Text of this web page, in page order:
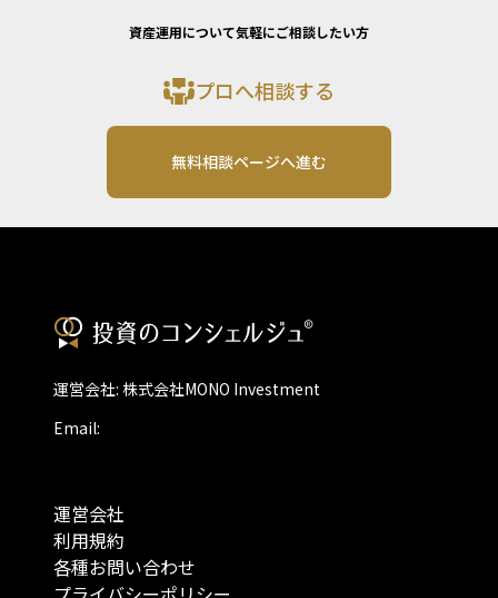
資産運用について気軽にご相談したい方
プロへ相談する
無料相談ページへ進む
運営会社: 株式会社MONO Investment
Email:
運営会社
利用規約
各種お問い合わせ